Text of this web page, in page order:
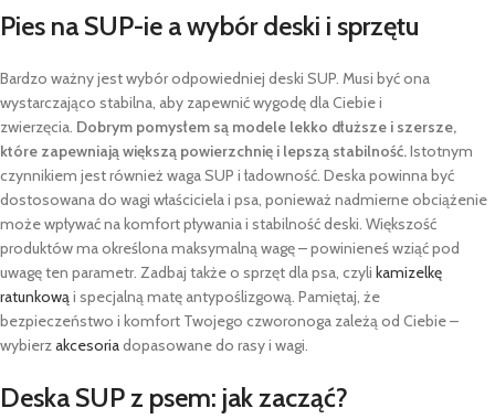
Pies na SUP-ie a wybór deski i sprzętu
Bardzo ważny jest wybór odpowiedniej deski SUP. Musi być ona
wystarczająco stabilna, aby zapewnić wygodę dla Ciebie i
zwierzęcia. Dobrym pomysłem są modele lekko dłuższe i szersze,
które zapewniają większą powierzchnię i lepszą stabilność.Istotnym
czynnikiem jest również waga SUP i ładowność. Deska powinna być
dostosowana do wagi właściciela i psa, ponieważ nadmierne obciążenie
może wpływać na komfort pływania i stabilność deski. Większość
produktów ma określona maksymalną wagę – powinieneś wziąć pod
uwagę ten parametr. Zadbaj także o sprzęt dla psa, czyli kamizelkę
ratunkowąi specjalną matę antypoślizgową. Pamiętaj, że
bezpieczeństwo i komfort Twojego czworonoga zależą od Ciebie –
wybierzakcesoriadopasowane do rasy i wagi.
Deska SUP z psem: jak zacząć?